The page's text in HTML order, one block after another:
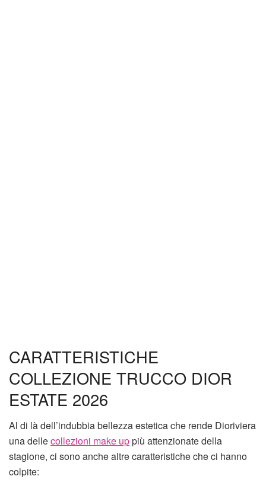
CARATTERISTICHE
COLLEZIONE TRUCCO DIOR
ESTATE 2026
Al di là dell’indubbia bellezza estetica che rende Dioriviera
una dellecollezioni make uppiù attenzionate della
stagione, ci sono anche altre caratteristiche che ci hanno
colpite: